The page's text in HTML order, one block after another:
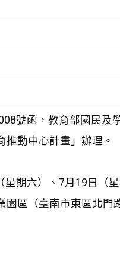
號函，教育部國民及
推動中心計畫」辦理。
期六）、7月19日（
區（臺南市東區北門